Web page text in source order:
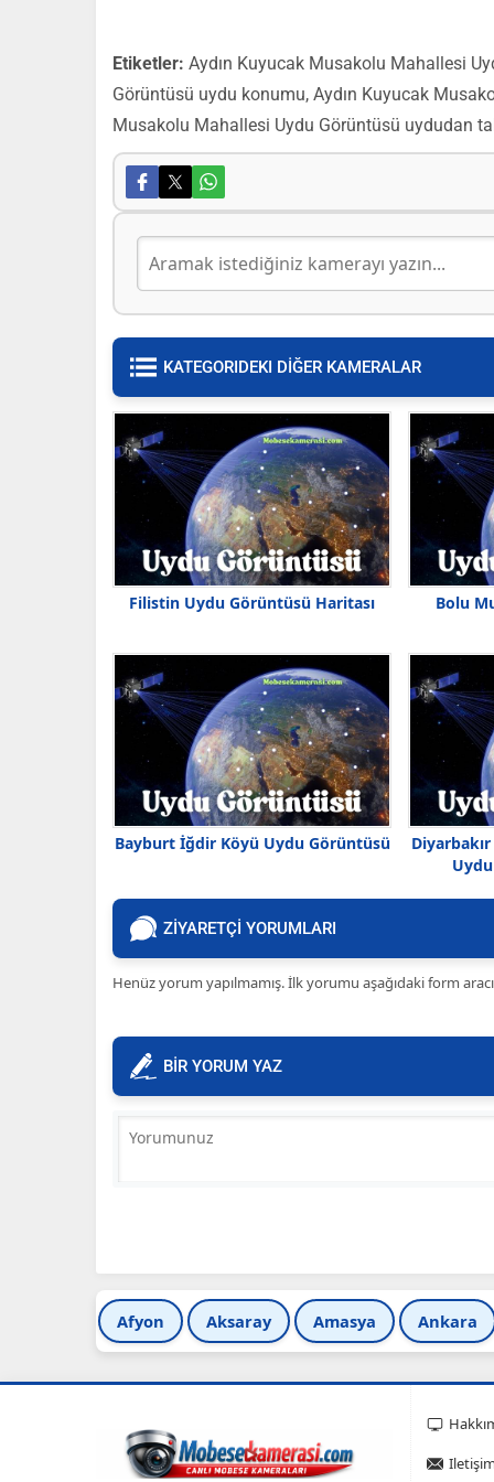
Etiketler: Aydın Kuyucak Musakolu Mahallesi
Görüntüsü uydu konumu, Aydın Kuyucak
Musakolu Mahallesi Uydu Görüntüsü uydudan
KATEGORIDEKI DİĞER KAMERALAR
Filistin Uydu Görüntüsü Haritası
Bolu
Bayburt İğdir Köyü Uydu Görüntüsü
ZİYARETÇİ YORUMLARI
Henüz yorum yapılmamış. İlk yorumu aşağıdaki form
BİR YORUM YAZ
Afyon Aksaray Amasya Ankara